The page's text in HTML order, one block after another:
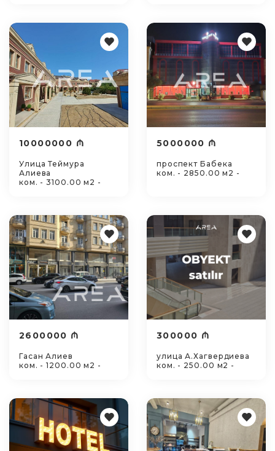
10000000 ₼
Улица Теймура
Алиева
ком. - 3100.00 м2 -
5000000 ₼
проспект Бабека
ком. - 2850.00 м2 -
2600000 ₼
Гасан Алиев
ком. - 1200.00 м2 -
300000 ₼
улица А.Хагвердиева
ком. - 250.00 м2 -